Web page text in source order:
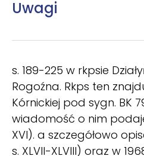
Uwagi
s. 189-225 w rkpsie
Rogoźna. Rkps ten
Kórnickiej pod sygn. BK
wiadomość o nim
XVI). a szczegółowo
s. XLVII-XLVIII) oraz w